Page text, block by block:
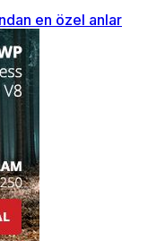
en özel anlar